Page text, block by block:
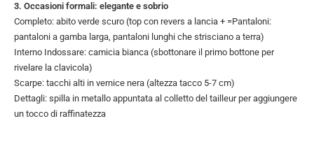
3. Occasioni formali: elegante e sobrio
Completo: abito verde scuro (top con revers a lancia + =Pantaloni:
pantaloni a gamba larga, pantaloni lunghi che strisciano a terra)
Interno Indossare: camicia bianca (sbottonare il primo bottone per
rivelare la clavicola)
Scarpe: tacchi alti in vernice nera (altezza tacco 5-7 cm)
Dettagli: spilla in metallo appuntata al colletto del tailleur per aggiungere
un tocco di raffinatezza